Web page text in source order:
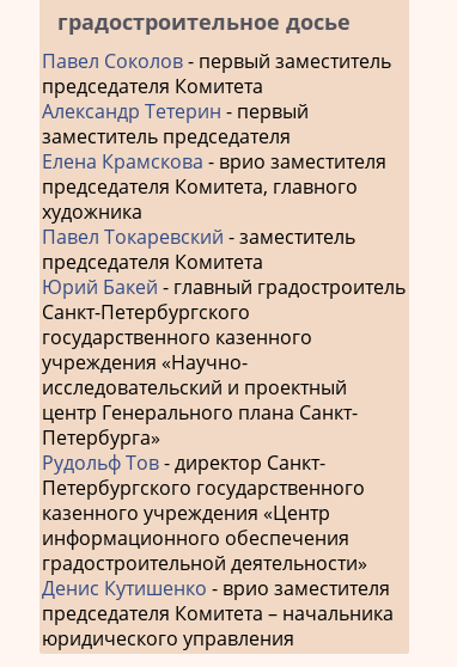
градостроительное досье
Павел Соколов- первый заместитель
председателя Комитета
Александр Тетерин - первый
заместитель председателя
Елена Крамскова - врио заместителя
председателя Комитета, главного
художника
Павел Токаревский - заместитель
председателя Комитета
Юрий Бакей - главный градостроитель
Санкт-Петербургского
государственного казенного
учреждения «Научно-
исследовательский и проектный
центр Генерального плана Санкт-
Петербурга»
Рудольф Тов- директор Санкт-
Петербургского государственного
казенного учреждения «Центр
информационного обеспечения
градостроительной деятельности»
Денис Кутишенко - врио заместителя
председателя Комитета – начальника
юридического управления